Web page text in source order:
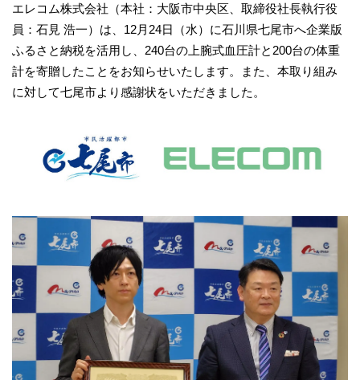
エレコム株式会社（本社：大阪市中央区、取締役社長執行役
員：石見 浩一）は、12月24日（水）に石川県七尾市へ企業版
ふるさと納税を活用し、240台の上腕式血圧計と200台の体重
計を寄贈したことをお知らせいたします。また、本取り組み
に対して七尾市より感謝状をいただきました。